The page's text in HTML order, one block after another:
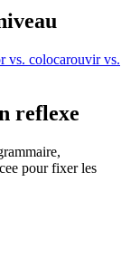
vs. colocarouvir vs.
reflexe
pour fixer les